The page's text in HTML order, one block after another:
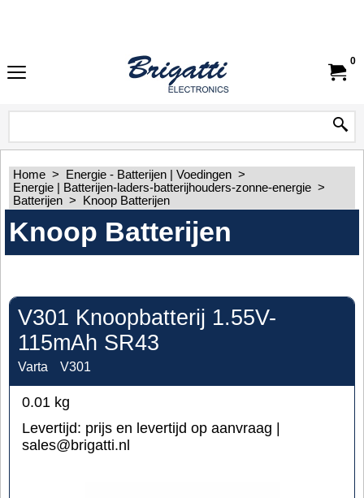
0
Home > Energie - Batterijen | Voedingen >
Energie | Batterijen-laders-batterijhouders-zonne-energie >
Batterijen > Knoop Batterijen
Knoop Batterijen
V301 Knoopbatterij 1.55V-
115mAh SR43
Varta V301
0.01 kg
Levertijd: prijs en levertijd op aanvraag |
sales@brigatti.nl